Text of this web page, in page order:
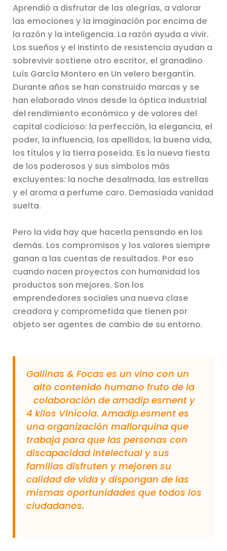
Aprendió a disfrutar de las alegrías, a valorar
las emociones y la imaginación por encima de
la razón y la inteligencia. La razón ayuda a vivir.
Los sueños y el instinto de resistencia ayudan a
sobrevivir sostiene otro escritor, el granadino
Luís García Montero en Un velero bergantín.
Durante años se han construido marcas y se
han elaborado vinos desde la óptica industrial
del rendimiento económico y de valores del
capital codicioso: la perfección, la elegancia, el
poder, la influencia, los apellidos, la buena vida,
los títulos y la tierra poseída. Es la nueva fiesta
de los poderosos y sus símbolos más
excluyentes: la noche desalmada, las estrellas
y el aroma a perfume caro. Demasiada vanidad
suelta.
Pero la vida hay que hacerla pensando en los
demás. Los compromisos y los valores siempre
ganan a las cuentas de resultados. Por eso
cuando nacen proyectos con humanidad los
productos son mejores. Son los
emprendedores sociales una nueva clase
creadora y comprometida que tienen por
objeto ser agentes de cambio de su entorno.
Gallinas & Focas es un vino con un
alto contenido humano fruto de la
colaboración de amadip esment y
4 kilos Vinícola. Amadip.esment es
una organización mallorquina que
trabaja para que las personas con
discapacidad intelectual y sus
familias disfruten y mejoren su
calidad de vida y dispongan de las
mismas oportunidades que todos los
ciudadanos.